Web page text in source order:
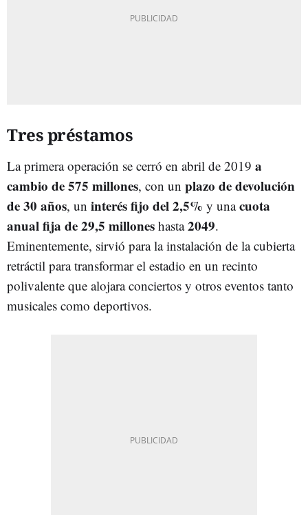
Tres préstamos
La primera operación se cerró en abril de 2019 a
cambio de 575 millones, con un plazo de devolución
de 30 años, un interés fijo del 2,5% y unacuota
anual fija de 29,5 millones hasta2049.
Eminentemente, sirvió para la instalación de la cubierta
retráctil para transformar el estadio en un recinto
polivalente que alojara conciertos y otros eventos tanto
musicales como deportivos.